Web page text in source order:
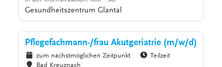
Gesundheitszentrum Glantal
Pflegefachmann-/frau Akutgeriatrie (m/w/d)
zum nächstmöglichen Zeitpunkt
Teilzeit